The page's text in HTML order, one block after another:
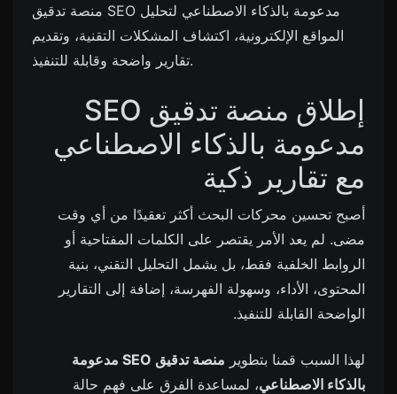
منصة تدقيق SEO مدعومة بالذكاء الاصطناعي لتحليل
المواقع الإلكترونية، اكتشاف المشكلات التقنية، وتقديم
تقارير واضحة وقابلة للتنفيذ.
إطلاق منصة تدقيق SEO
مدعومة بالذكاء الاصطناعي
مع تقارير ذكية
أصبح تحسين محركات البحث أكثر تعقيدًا من أي وقت
مضى. لم يعد الأمر يقتصر على الكلمات المفتاحية أو
الروابط الخلفية فقط، بل يشمل التحليل التقني، بنية
المحتوى، الأداء، وسهولة الفهرسة، إضافة إلى التقارير
الواضحة القابلة للتنفيذ.
لهذا السبب قمنا بتطوير
منصة تدقيق SEO مدعومة
بالذكاء الاصطناعي، لمساعدة الفرق على فهم حالة